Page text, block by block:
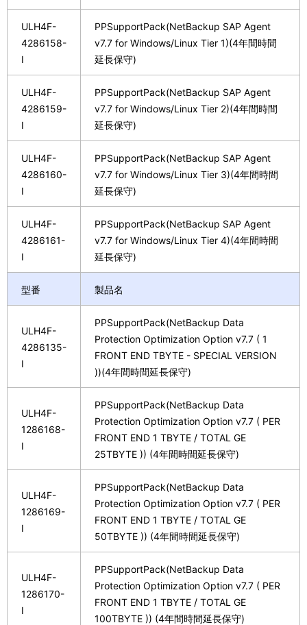
ULH4F-
4286158-
I
PPSupportPack(NetBackup SAP Agent
v7.7 for Windows/Linux Tier 1)(4年間時間
延長保守)
ULH4F-
4286159-
I
PPSupportPack(NetBackup SAP Agent
v7.7 for Windows/Linux Tier 2)(4年間時間
延長保守)
ULH4F-
4286160-
I
PPSupportPack(NetBackup SAP Agent
v7.7 for Windows/Linux Tier 3)(4年間時間
延長保守)
ULH4F-
4286161-
I
PPSupportPack(NetBackup SAP Agent
v7.7 for Windows/Linux Tier 4)(4年間時間
延長保守)
型番 製品名
ULH4F-
4286135-
I
PPSupportPack(NetBackup Data
Protection Optimization Option v7.7 ( 1
FRONT END TBYTE - SPECIAL VERSION
))(4年間時間延長保守)
ULH4F-
1286168-
I
PPSupportPack(NetBackup Data
Protection Optimization Option v7.7 ( PER
FRONT END 1 TBYTE / TOTAL GE
25TBYTE )) (4年間時間延長保守)
ULH4F-
1286169-
I
PPSupportPack(NetBackup Data
Protection Optimization Option v7.7 ( PER
FRONT END 1 TBYTE / TOTAL GE
50TBYTE )) (4年間時間延長保守)
ULH4F-
1286170-
I
PPSupportPack(NetBackup Data
Protection Optimization Option v7.7 ( PER
FRONT END 1 TBYTE / TOTAL GE
100TBYTE )) (4年間時間延長保守)